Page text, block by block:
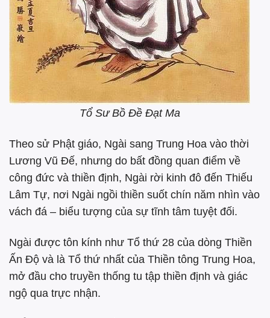
Tổ Sư Bồ Đề Đạt Ma
Theo sử Phật giáo, Ngài sang Trung Hoa vào thời
Lương Vũ Đế, nhưng do bất đồng quan điểm về
công đức và thiền định, Ngài rời kinh đô đến Thiếu
Lâm Tự, nơi Ngài ngồi thiền suốt chín năm nhìn vào
vách đá – biểu tượng của sự tĩnh tâm tuyệt đối.
Ngài được tôn kính như Tổ thứ 28 của dòng Thiền
Ấn Độ và là Tổ thứ nhất của Thiền tông Trung Hoa,
mở đầu cho truyền thống tu tập thiền định và giác
ngộ qua trực nhận.